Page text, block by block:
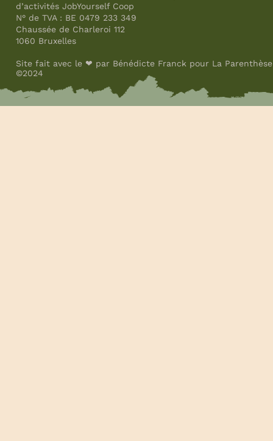
d’activités JobYourself Coop
N° de TVA : BE 0479 233 349
Chaussée de Charleroi 112
1060 Bruxelles
Site fait avec le ❤ par Bénédicte Franck pour La
©2024